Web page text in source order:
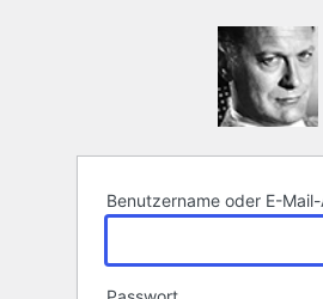
Benutzername oder E-